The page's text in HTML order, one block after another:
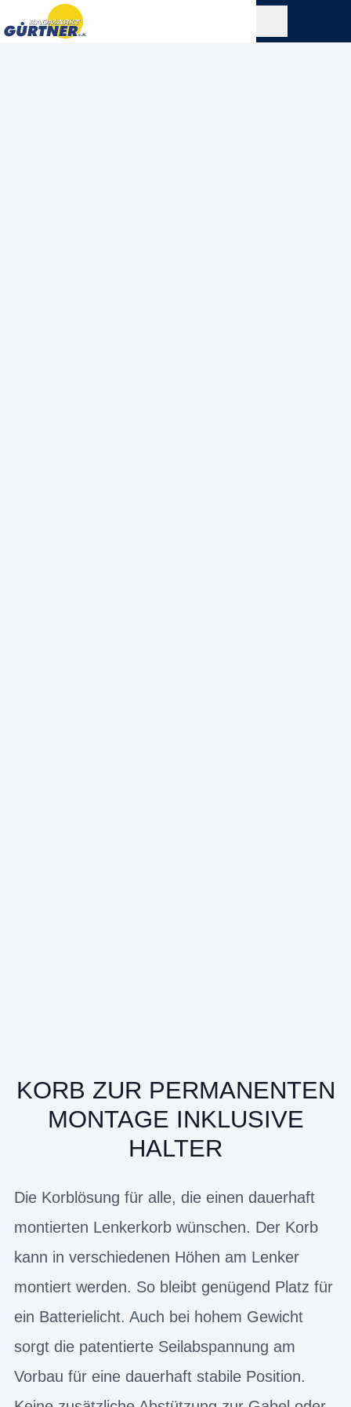
KORB ZUR PERMANENTEN
MONTAGE INKLUSIVE
HALTER
Die Korblösung für alle, die einen dauerhaft
montierten Lenkerkorb wünschen. Der Korb
kann in verschiedenen Höhen am Lenker
montiert werden. So bleibt genügend Platz für
ein Batterielicht. Auch bei hohem Gewicht
sorgt die patentierte Seilabspannung am
Vorbau für eine dauerhaft stabile Position.